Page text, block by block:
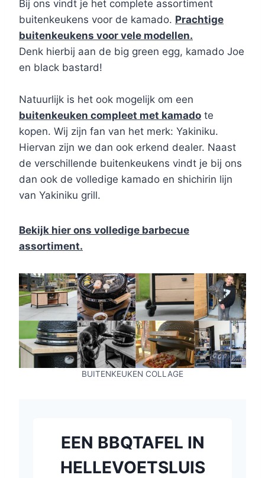
Bij ons vindt je het complete assortiment
buitenkeukens voor de kamado. Prachtige
buitenkeukens voor vele modellen.
Denk hierbij aan de big green egg, kamado Joe
en black bastard!
Natuurlijk is het ook mogelijk om een
buitenkeuken compleet met kamado te
kopen. Wij zijn fan van het merk: Yakiniku.
Hiervan zijn we dan ook erkend dealer. Naast
de verschillende buitenkeukens vindt je bij ons
dan ook de volledige kamado en shichirin lijn
van Yakiniku grill.
Bekijk hier ons volledige barbecue
assortiment.
BUITENKEUKEN COLLAGE
EEN BBQTAFEL IN
HELLEVOETSLUIS